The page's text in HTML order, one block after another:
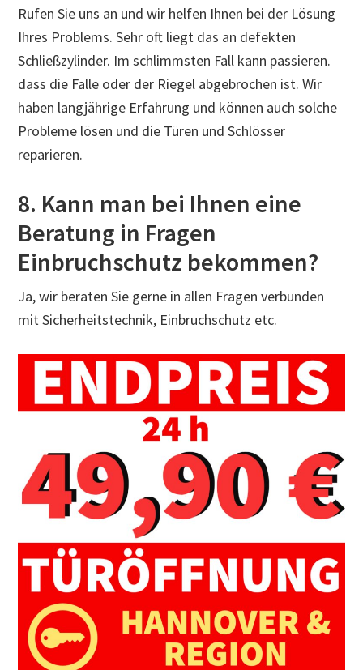
Rufen Sie uns an und wir helfen Ihnen bei der Lösung
Ihres Problems. Sehr oft liegt das an defekten
Schließzylinder. Im schlimmsten Fall kann passieren.
dass die Falle oder der Riegel abgebrochen ist. Wir
haben langjährige Erfahrung und können auch solche
Probleme lösen und die Türen und Schlösser
reparieren.
8. Kann man bei Ihnen eine
Beratung in Fragen
Einbruchschutz bekommen?
Ja, wir beraten Sie gerne in allen Fragen verbunden
mit Sicherheitstechnik, Einbruchschutz etc.